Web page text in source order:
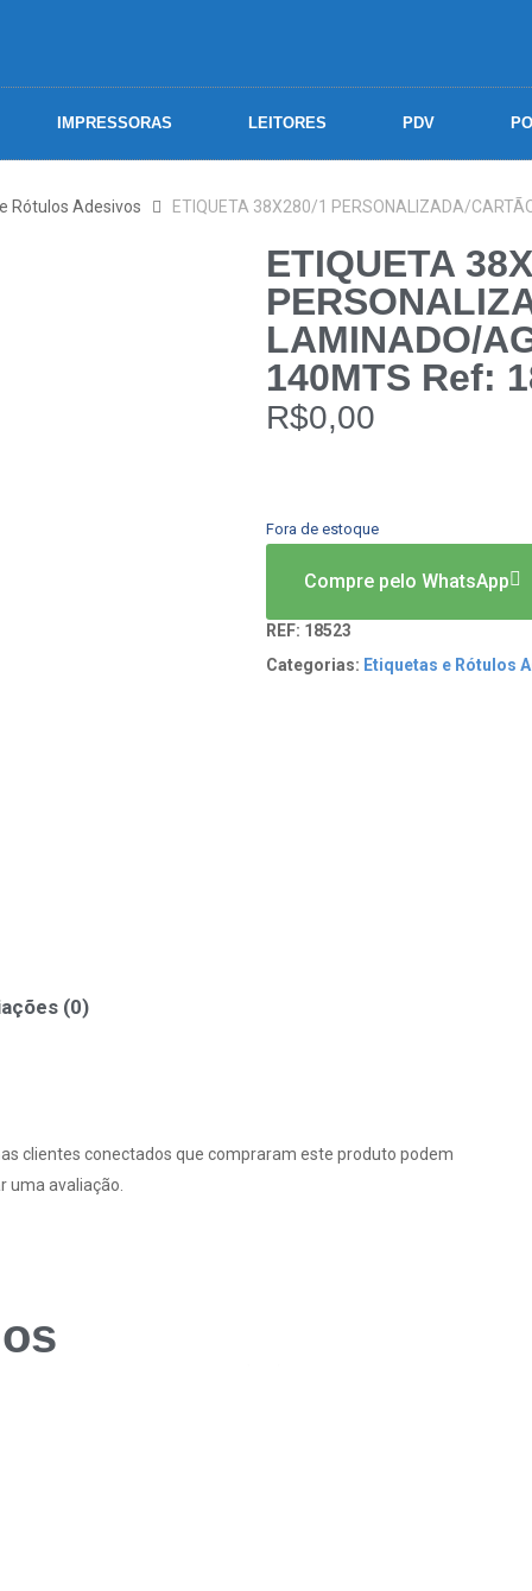
IMPRESSORAS LEITORES PDV
Rótulos Adesivos ETIQUETA 38X280/1 PERSONALIZADA/
ETIQUETA
LAMINADO/
140MTS Ref:
R$0,00
Fora de estoque
Compre pelo WhatsApp
REF: 18523
Categorias: Etiquetas e Rótulos
(0)
clientes conectados que compraram este produto podem
uma avaliação.